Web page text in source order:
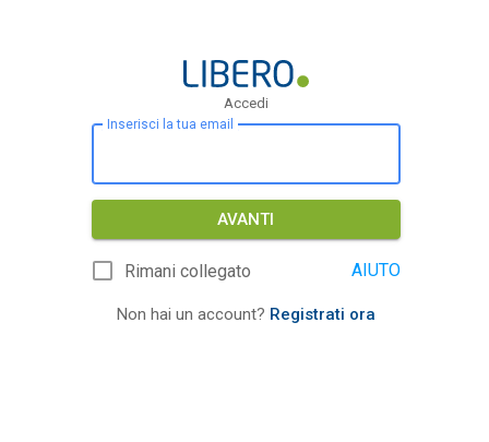
Accedi
Inserisci la tua email
AVANTI
Rimani collegato AIUTO
Non hai un account? Registrati ora